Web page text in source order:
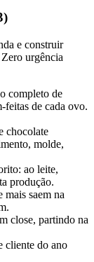
e construir
urgência
completo de
de cada ovo.
chocolate
molde,
ao leite,
produção.
mais saem na
close, partindo na
cliente do ano